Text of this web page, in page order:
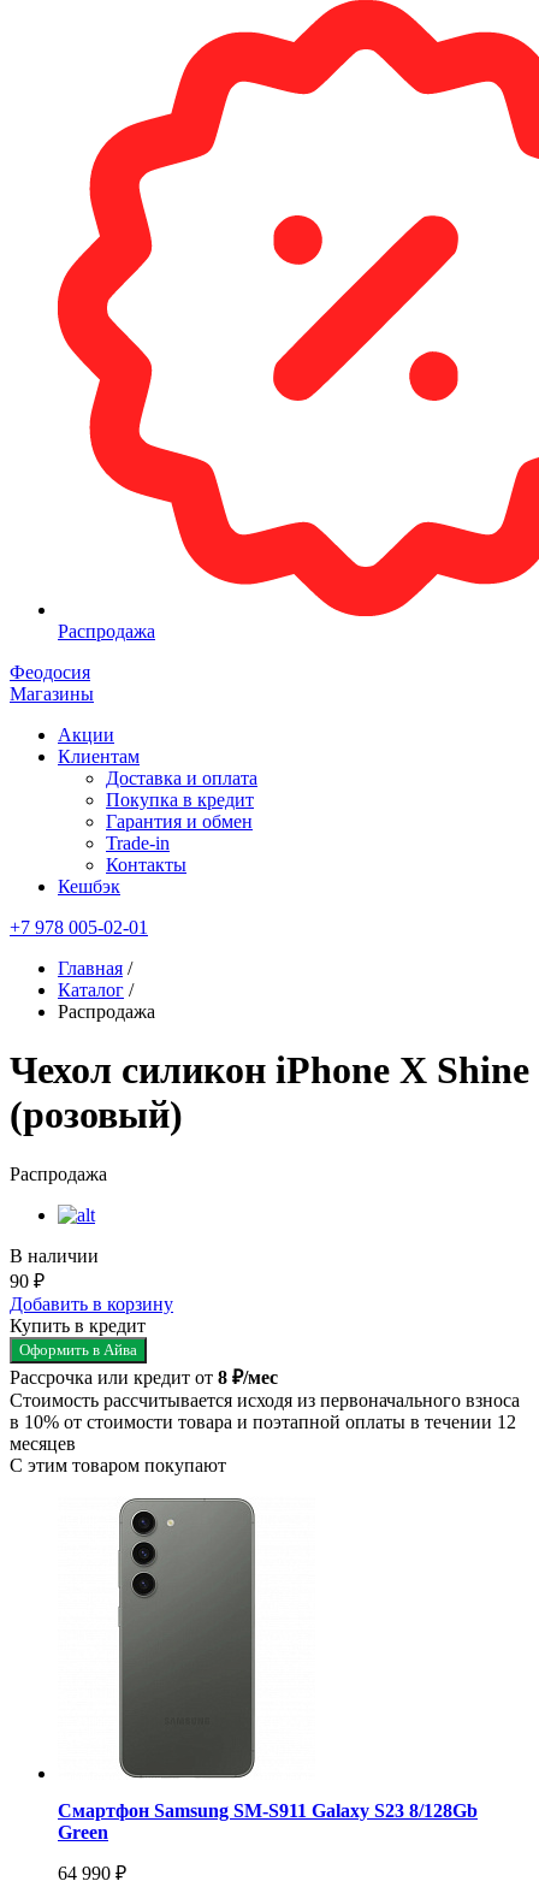
Распродажа
Феодосия
Магазины
Акции
Клиентам
Доставка и оплата
Покупка в кредит
Гарантия и обмен
Trade-in
Контакты
Кешбэк
+7 978 005-02-01
Главная /
Каталог /
Распродажа
Чехол силикон iPhone X Shine
(розовый)
Распродажа
В наличии
90 ₽
Добавить в корзину
Купить в кредит
Оформить в Айва
Рассрочка или кредит от 8 ₽/мес
Стоимость рассчитывается исходя из первоначального взноса
в 10% от стоимости товара и поэтапной оплаты в течении 12
месяцев
С этим товаром покупают
Смартфон Samsung SM-S911 Galaxy S23 8/128Gb
Green
64 990 ₽